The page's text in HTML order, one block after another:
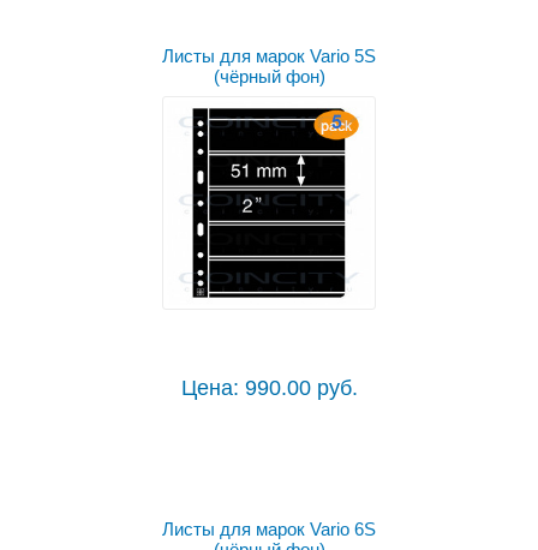
Листы для марок Vario 5S
(чёрный фон)
Цена: 990.00 руб.
Листы для марок Vario 6S